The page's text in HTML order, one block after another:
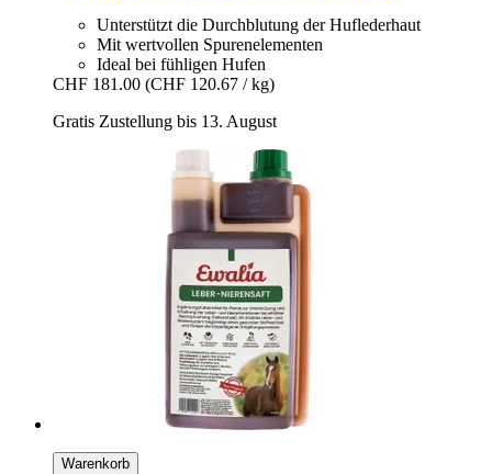
Unterstützt die Durchblutung der Huflederhaut
Mit wertvollen Spurenelementen
Ideal bei fühligen Hufen
CHF 181.00 (CHF 120.67 / kg)
Gratis Zustellung bis 13. August
Warenkorb